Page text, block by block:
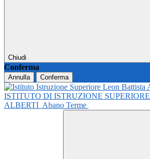
Chiudi
Conferma
Annulla Conferma
ISTITUTO DI ISTRUZIONE SUPERIORE
ALBERTI Abano Terme